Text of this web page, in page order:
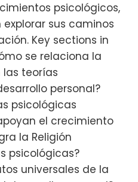
psicológicos,
sus caminos
Key sections in
se relaciona la
las teorías
personal?
psicológicas
el crecimiento
la Religión
psicológicas?
universales de la